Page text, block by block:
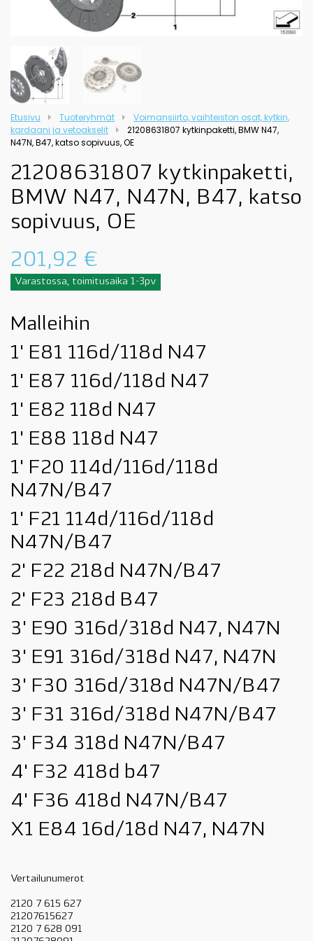
Etusivu Tuoteryhmät
Voimansiirto, vaihteiston osat, kytkin,
kardaani ja vetoakselit
21208631807 kytkinpaketti, BMW N47,
N47N, B47, katso sopivuus, OE
21208631807 kytkinpaketti,
BMW N47, N47N, B47, katso
sopivuus, OE
201,92 €
Varastossa, toimitusaika 1-3pv
Malleihin
1' E81 116d/118d N47
1' E87 116d/118d N47
1' E82 118d N47
1' E88 118d N47
1' F20 114d/116d/118d
N47N/B47
1' F21 114d/116d/118d
N47N/B47
2' F22 218d N47N/B47
2' F23 218d B47
3' E90 316d/318d N47, N47N
3' E91 316d/318d N47, N47N
3' F30 316d/318d N47N/B47
3' F31 316d/318d N47N/B47
3' F34 318d N47N/B47
4' F32 418d b47
4' F36 418d N47N/B47
X1 E84 16d/18d N47, N47N
Vertailunumerot
2120 7 615 627
21207615627
2120 7 628 091